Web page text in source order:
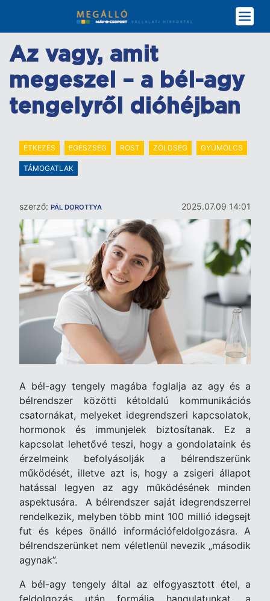
tartalomra
Az vagy, amit
megeszel – a bél-agy
tengelyről dióhéjban
ÉTKEZÉS EGÉSZSÉG ROST ZÖLDSÉG GYÜMÖLCS
TÁMOGATLAK
2025.07.09 14:01
szerző: PÁL DOROTTYA
A bél-agy tengely magába foglalja az agy és a
bélrendszer közötti kétoldalú kommunikációs
csatornákat, melyeket idegrendszeri kapcsolatok,
hormonok és immunjelek biztosítanak. Ez a
kapcsolat lehetővé teszi, hogy a gondolataink és
érzelmeink befolyásolják a bélrendszerünk
működését, illetve azt is, hogy a zsigeri állapot
hatással legyen az agy működésének minden
aspektusára.
A bélrendszer saját idegrendszerrel
rendelkezik, melyben több mint 100 millió idegsejt
fut és képes önálló információfeldolgozásra. A
bélrendszerünket nem véletlenül nevezik „második
agynak”.
A bél-agy tengely által az elfogyasztott étel, a
feldolgozás után formálja hangulatunkat, a